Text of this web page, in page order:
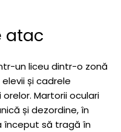
atac
un liceu dintr-o zonă
și cadrele
Martorii oculari
și dezordine, în
început să tragă în